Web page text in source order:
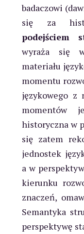
badaczowi
się za
podejściem
wyraża się
materiału
momentu
językowego z
momentów
historyczna w
się zatem
jednostek
a w
kierunku
znaczeń,
Semantyka
perspektywę